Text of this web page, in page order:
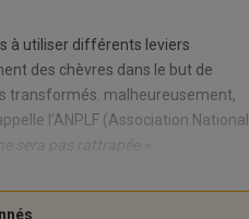
à utiliser différents leviers
des chèvres dans le but de
transformés. malheureusement,
l’ANPLF (Association